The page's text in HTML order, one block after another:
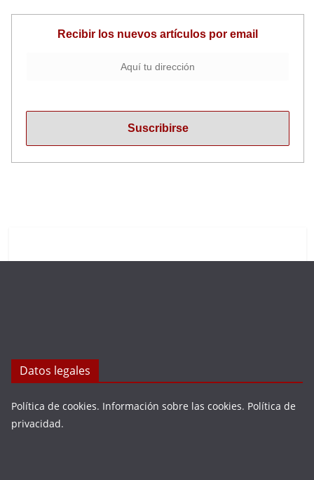
Recibir los nuevos artículos por email
Datos legales
Política de cookies. Información sobre las cookies. Política de
privacidad.